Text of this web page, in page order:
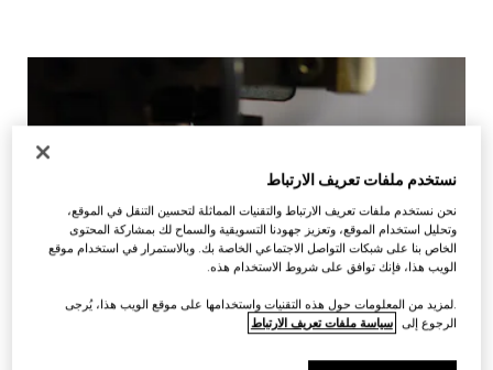
نستخدم ملفات تعريف الارتباط
نحن نستخدم ملفات تعريف الارتباط والتقنيات المماثلة لتحسين التنقل في الموقع،
وتحليل استخدام الموقع، وتعزيز جهودنا التسويقية والسماح لك بمشاركة المحتوى
الخاص بنا على شبكات التواصل الاجتماعي الخاصة بك. وبالاستمرار في استخدام موقع
الويب هذا، فإنك توافق على شروط الاستخدام هذه.
.لمزيد من المعلومات حول هذه التقنيات واستخدامها على موقع الويب هذا، يُرجى
الرجوع إلى سياسة ملفات تعريف الارتباط